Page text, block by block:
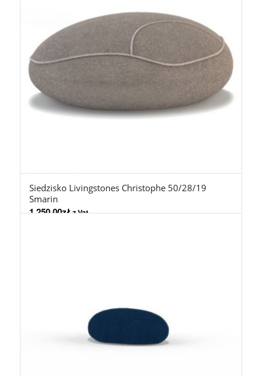
Siedzisko Livingstones Christophe 50/28/19
Smarin
1.250,00zł z Vat